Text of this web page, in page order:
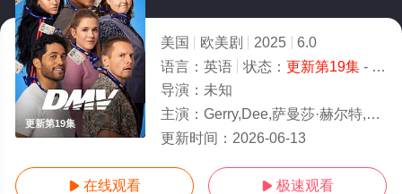
更新第19集
美国 欧美剧 2025
6.0
语言： 英语 状态： 更新第19集- 免费在线观看
导演： 未知
主演： Gerry,Dee,萨曼莎·赫尔特,托尼·卡瓦勒罗,吉吉·尊巴多
更新时间： 2026-06-13
 在线观看  极速观看